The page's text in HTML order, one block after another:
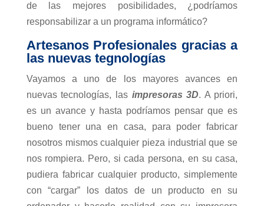
de las mejores posibilidades, ¿podríamos
responsabilizar a un programa informático?
Artesanos Profesionales gracias a
las nuevas tegnologías
Vayamos a uno de los mayores avances en
nuevas tecnologías, lasimpresoras 3D. A priori,
es un avance y hasta podríamos pensar que es
bueno tener una en casa, para poder fabricar
nosotros mismos cualquier pieza industrial que se
nos rompiera. Pero, si cada persona, en su casa,
pudiera fabricar cualquier producto, simplemente
con “cargar” los datos de un producto en su